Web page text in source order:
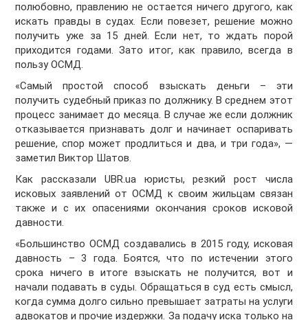
полюбовно, правлению не остается ничего другого, как
искать правды в судах. Если повезет, решение можно
получить уже за 15 дней. Если нет, то ждать порой
приходится годами. Зато итог, как правило, всегда в
пользу ОСМД.
«Самый простой способ взыскать деньги – эти
получить судебный приказ по должнику. В среднем этот
процесс занимает до месяца. В случае же если должник
отказывается признавать долг и начинает оспаривать
решение, спор может продлиться и два, и три года», —
заметил Виктор Шатов.
Как рассказали UBR.ua юристы, резкий рост числа
исковых заявлений от ОСМД к своим жильцам связан
также и с их опасениями окончания сроков исковой
давности.
«Большинство ОСМД создавались в 2015 году, исковая
давность – 3 года. Боятся, что по истечении этого
срока ничего в итоге взыскать не получится, вот и
начали подавать в суды. Обращаться в суд есть смысл,
когда сумма долго сильно превышает затраты на услуги
адвокатов и прочие издержки. За подачу иска только на